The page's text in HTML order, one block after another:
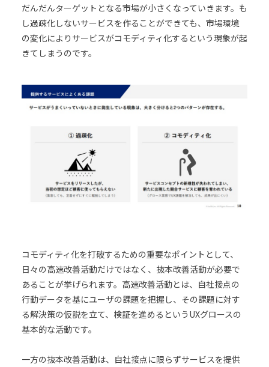
だんだんターゲットとなる市場が小さくなっていきます。も
し過疎化しないサービスを作ることができても、市場環境
の変化によりサービスがコモディティ化するという現象が起
きてしまうのです。
コモディティ化を打破するための重要なポイントとして、
日々の高速改善活動だけではなく、抜本改善活動が必要で
あることが挙げられます。高速改善活動とは、自社接点の
行動データを基にユーザの課題を把握し、その課題に対す
る解決策の仮説を立て、検証を進めるというUXグロースの
基本的な活動です。
一方の抜本改善活動は、自社接点に限らずサービスを提供